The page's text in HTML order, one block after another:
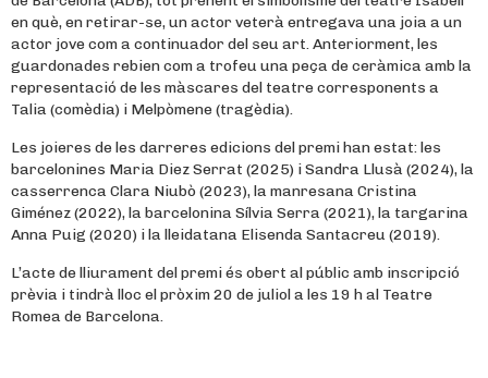
en què, en retirar-se, un actor veterà entregava una joia a un
actor jove com a continuador del seu art. Anteriorment, les
guardonades rebien com a trofeu una peça de ceràmica amb la
representació de les màscares del teatre corresponents a
Talia (comèdia) i Melpòmene (tragèdia).
Les joieres de les darreres edicions del premi han estat: les
barcelonines Maria Diez Serrat (2025) i Sandra Llusà (2024), la
casserrenca Clara Niubò (2023), la manresana Cristina
Giménez (2022), la barcelonina Sílvia Serra (2021), la targarina
Anna Puig (2020) i la lleidatana Elisenda Santacreu (2019).
L’acte de lliurament del premi és obert al públic amb inscripció
prèvia i tindrà lloc el pròxim 20 de juliol a les 19 h al Teatre
Romea de Barcelona.